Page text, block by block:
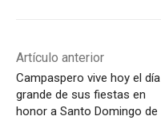
Artículo anterior
Campaspero vive hoy el día
grande de sus fiestas en
honor a Santo Domingo de